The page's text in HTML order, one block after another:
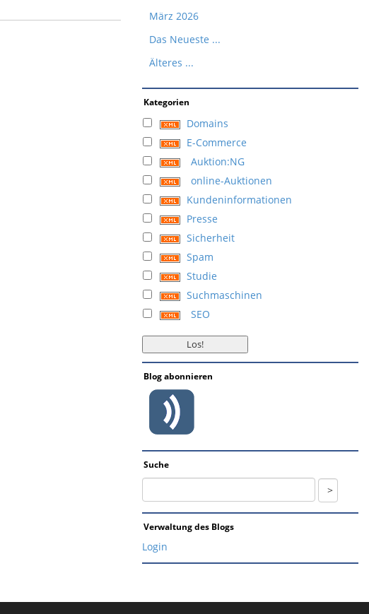
März 2026
Das Neueste ...
Älteres ...
Kategorien
Domains
E-Commerce
Auktion:NG
online-Auktionen
Kundeninformationen
Presse
Sicherheit
Spam
Studie
Suchmaschinen
SEO
Blog abonnieren
Suche
Verwaltung des Blogs
Login